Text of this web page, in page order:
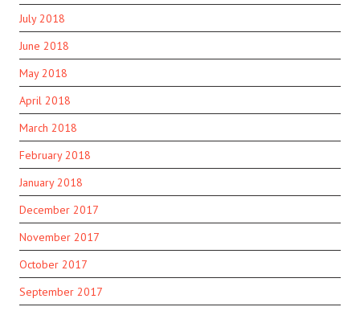
July 2018
June 2018
May 2018
April 2018
March 2018
February 2018
January 2018
December 2017
November 2017
October 2017
September 2017